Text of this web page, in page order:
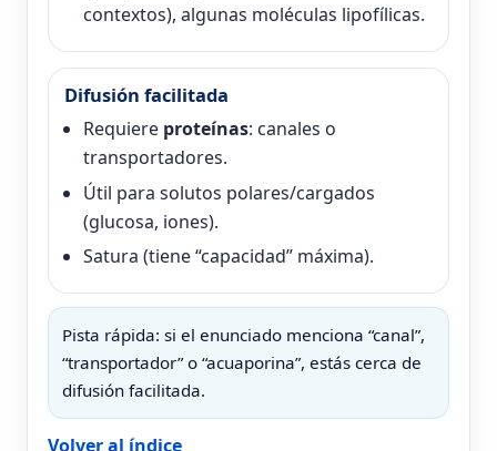
contextos), algunas moléculas lipofílicas.
Difusión facilitada
Requiere proteínas: canales o
transportadores.
Útil para solutos polares/cargados
(glucosa, iones).
Satura (tiene “capacidad” máxima).
Pista rápida: si el enunciado menciona “canal”,
“transportador” o “acuaporina”, estás cerca de
difusión facilitada.
Volver al índice